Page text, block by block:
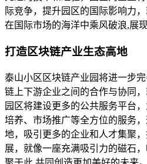
际竞争，提升园区的国际影响力
在国际市场的海洋中乘风破浪,展
打造区块链产业生态高地
泰山小区区块链产业园将进一步
链上下游企业之间的合作与协同
园区将建设更多的公共服务平台
培养、市场推广等全方位的服务
地，吸引更多的企业和人才集聚
展，就像一座充满吸引力的磁石